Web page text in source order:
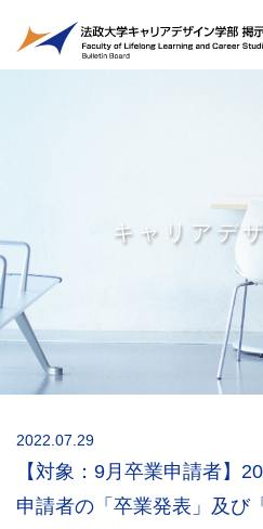
キャリアデ
2022.07.29
【対象：9月卒業申請者】
申請者の「卒業発表」及び